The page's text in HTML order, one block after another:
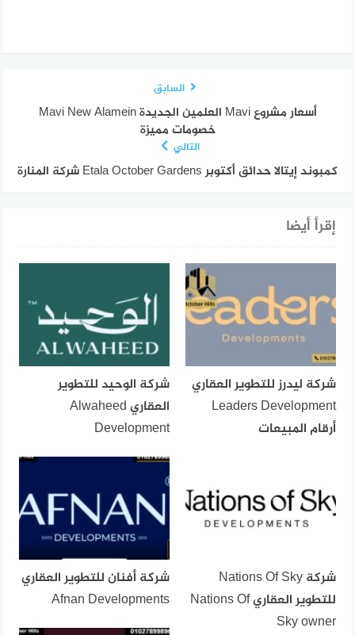
السابق
أسعار مشروع Mavi العلمين الجديدة Mavi New Alamein
خصومات مميزة
التالي
كمبوند إيتالا حدائق أكتوبر Etala October Gardens شركة المنارة
إقرأ أيضا
شركة ليدرز للتطوير العقاري
Leaders Development
أرقام المبيعات
شركة الوحيد للتطوير
العقاري Alwaheed
Development
شركة Nations Of Sky
للتطوير العقاري Nations Of
Sky owner
شركة أفنان للتطوير العقاري
Afnan Developments